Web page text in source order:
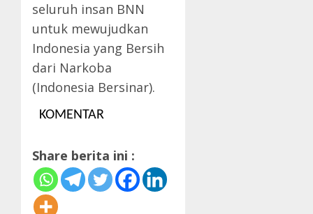
seluruh insan BNN
untuk mewujudkan
Indonesia yang Bersih
dari Narkoba
(Indonesia Bersinar).
KOMENTAR
Share berita ini :